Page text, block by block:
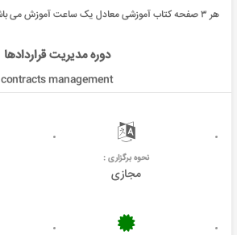
هر ۳ صفحه کتاب آموزشی معادل یک ساعت آموزش می باشد.
دوره مدیریت قراردادها
contracts management
نحوه برگزاری :
مجازی